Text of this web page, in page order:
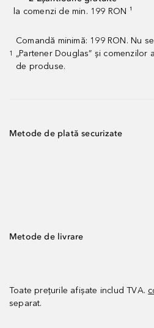
la comenzi de min. 199 RON ¹
1
Comandă minimă: 199 RON. Nu
„Partener Douglas” și comenzilor
de produse.
Metode de plată securizate
Metode de livrare
Toate prețurile afișate includ TVA.
separat.